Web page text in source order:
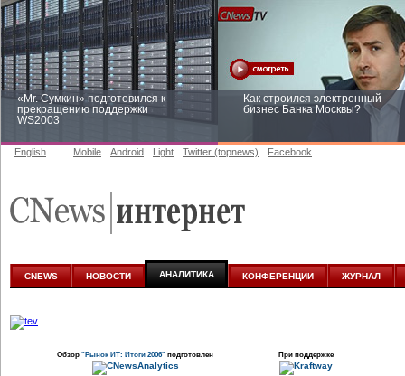
«Mr. Сумкин» подготовился к
прекращению поддержки
WS2003
Как строился электронный
бизнес Банка Москвы?
аналитике
English Mobile Android Light Twitter (topnews) Facebook
CNEWS НОВОСТИ АНАЛИТИКА КОНФЕРЕНЦИИ ЖУРНАЛ
Обзор "Рынок ИТ: Итоги 2006" подготовлен При поддержке